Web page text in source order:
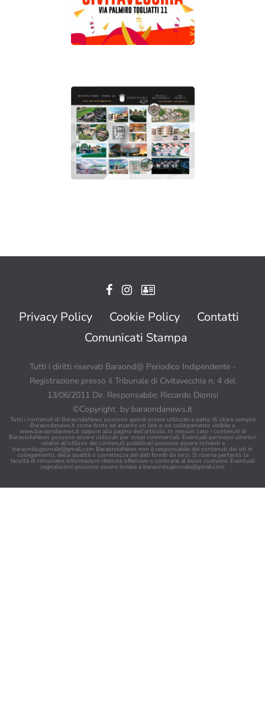
Privacy Policy Cookie Policy
Contatti
Comunicati Stampa
Tutti i diritti riservati Baraond@ Periodico Indipendente -
Registrazione presso il Tribunale di Civitavecchia n. 4 del
13/06/2011 Dir. Responsabile: Riccardo Dionisi
©Copyright by baraondanews.it
Tutti i contenuti di BaraondaNews possono quindi essere utilizzati a patto di citare sempre
Baraondanews.it come fonte ed inserire un link o un collegamento visibile a
www.baraondanews.it oppure alla pagina dell'articolo. In nessun caso i contenuti di
BaraondaNews possono essere utilizzati per scopi commerciali. Eventuali permessi ulteriori
relativi all'utilizzo dei contenuti pubblicati possono essere richiesti a
baraonda.giornale@gmail.com BaraondaNews non è responsabile dei contenuti dei siti in
collegamento, della qualità o correttezza dei dati forniti da terzi. Si riserva pertanto la
facoltà di rimuovere informazioni ritenute offensive o contrarie al buon costume. Eventuali
segnalazioni possono essere inviate a baraonda.giornale@gmail.com